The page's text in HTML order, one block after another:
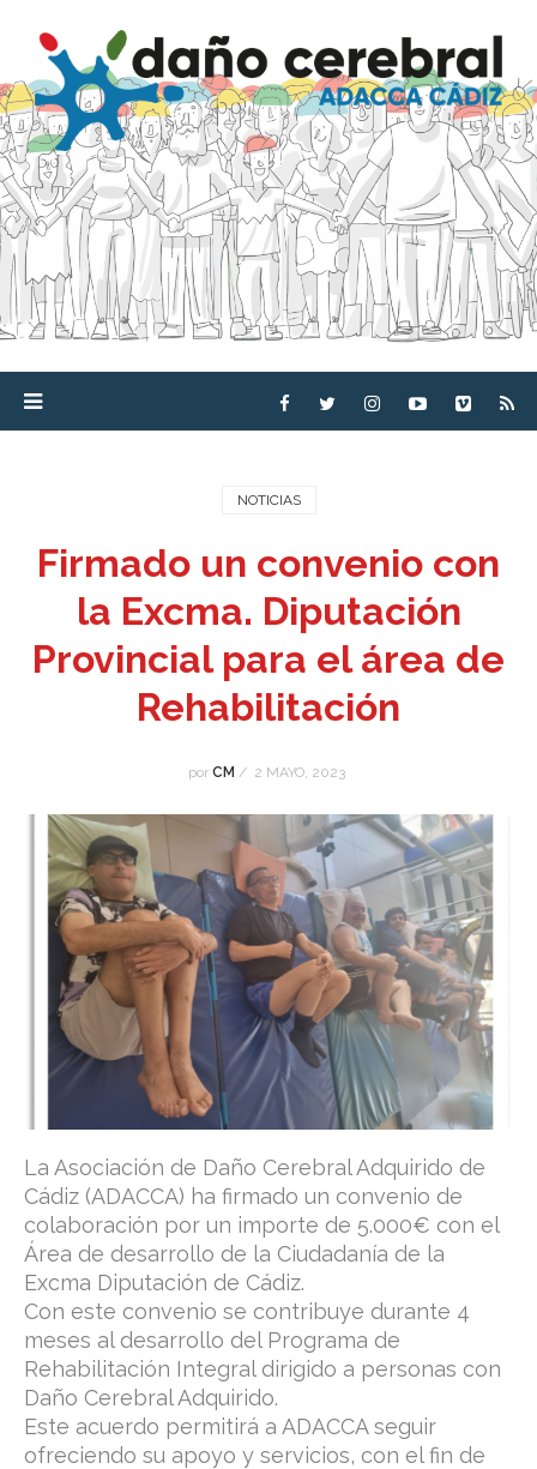
NOTICIAS
Firmado un convenio con
la Excma. Diputación
Provincial para el área de
Rehabilitación
por CM / 2 MAYO, 2023
La Asociación de Daño Cerebral Adquirido de
Cádiz (ADACCA) ha firmado un convenio de
colaboración por un importe de 5.000€ con el
Área de desarrollo de la Ciudadanía de la
Excma Diputación de Cádiz.
Con este convenio se contribuye durante 4
meses al desarrollo del Programa de
Rehabilitación Integral dirigido a personas con
Daño Cerebral Adquirido.
Este acuerdo permitirá a ADACCA seguir
ofreciendo su apoyo y servicios, con el fin de